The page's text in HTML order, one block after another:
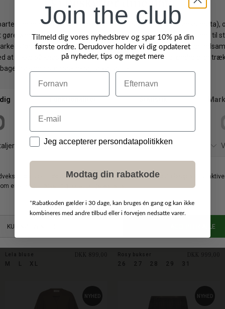
Levering: 1-3 hverdage
Gratis fragt på ordrer over 499 DKK
Gratis ombytning
Byt/Returner i vores butik
Vi anbefaler også
M L XL
Lela bluse DKK 899,00
26 27 28 29 31
Rosy bukser DKK 999,00
NYHED NYHED
Join the club
Tilmeld dig vores nyhedsbrev og spar 10% på din
første ordre. Derudover holder vi dig opdateret
på nyheder, tips og meget mere
Navn Efternavn
Email
DataJeg accepterer persondatapolitikken
Modtag din rabatkode
*Rabatkoden gælder i 30 dage, kan bruges én gang og kan ikke
kombineres med andre tilbud eller i forvejen nedsatte varer.